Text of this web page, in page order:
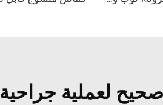
لعملية جراحية